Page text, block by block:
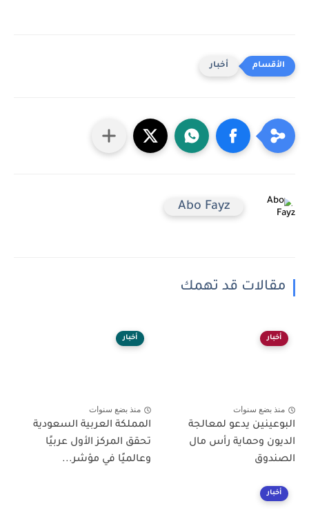
أخبار
Abo Fayz
مقالات قد تهمك
أخبار
منذ بضع سنوات
البوعينين يدعو لمعالجة
الديون وحماية رأس مال
الصندوق
أخبار
منذ بضع سنوات
المملكة العربية السعودية
تحقق المركز الأول عربيًا
وعالميًا في مؤشر...
أخبار